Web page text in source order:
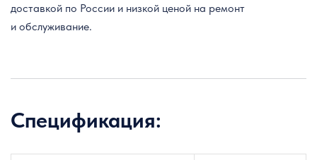
доставкой по России и низкой ценой на ремонт
и обслуживание.
Спецификация: